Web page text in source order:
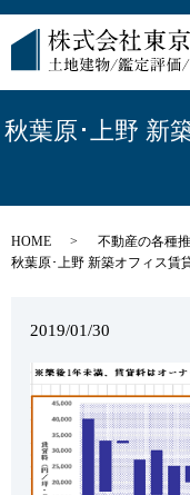
秋葉原･上野 新
HOME
不動産の各種
秋葉原･上野 新築オフィス賃
2019/01/30